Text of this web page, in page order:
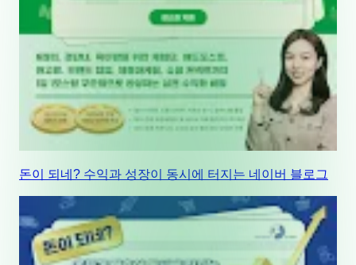
돈이 되네? 수익과 성장이 동시에 터지는 네이버 블로그